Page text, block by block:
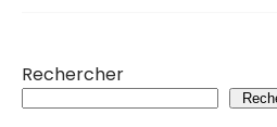
Rechercher